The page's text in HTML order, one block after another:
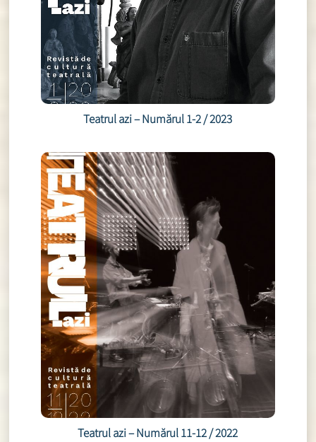
Teatrul azi – Numărul 1-2 / 2023
Teatrul azi – Numărul 11-12 / 2022